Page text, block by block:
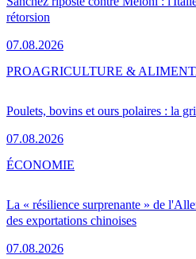
rétorsion
07.08.2026
Poulets, bovins et ours polaires : la
07.08.2026
PROAGRICULTURE &
La « résilience surprenante » de
des exportations chinoises
07.08.2026
ÉCONOMIE